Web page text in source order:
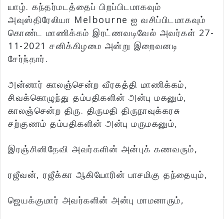
யாழ். கந்தர்மடத்தைப் பிறப்பிடமாகவும்
அவுஸ்திரேலியா Melbourne ஐ வசிப்பிடமாகவும்
கொண்ட மாணிக்கம் இரட்ணவடிவேல் அவர்கள் 27-
11-2021 சனிக்கிழமை அன்று இறைவனடி
சேர்ந்தார்.
அன்னார் காலஞ்சென்ற வீரகத்தி மாணிக்கம்,
சிவக்கொழுந்து தம்பதிகளின் அன்பு மகனும்,
காலஞ்சென்ற திரு. திருமதி திருநாவுக்கரசு
சற்குணம் தம்பதிகளின் அன்பு மருமகனும்,
இரஞ்சினிதேவி அவர்களின் அன்புக் கணவரும்,
ரஜீவன், ரஜீக்கா ஆகியோரின் பாசமிகு தந்தையும்,
ஜெயக்குமார் அவர்களின் அன்பு மாமனாரும்,